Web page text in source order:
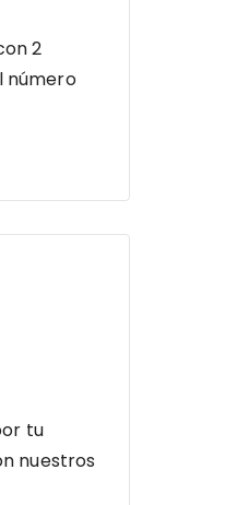
2
número
tu
nuestros